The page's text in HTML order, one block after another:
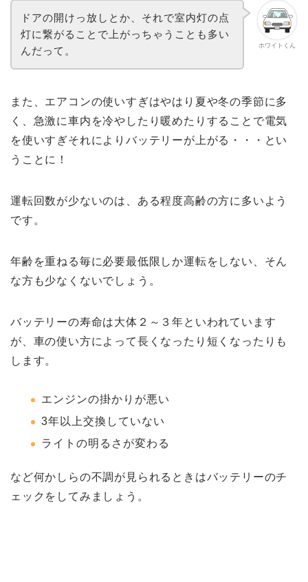
ホワイトくん
ドアの開けっ放しとか、それで室内灯の点
灯に繋がることで上がっちゃうことも多い
んだって。
また、エアコンの使いすぎはやはり夏や冬の季節に多
く、急激に車内を冷やしたり暖めたりすることで電気
を使いすぎそれによりバッテリーが上がる・・・とい
うことに！
運転回数が少ないのは、ある程度高齢の方に多いよう
です。
年齢を重ねる毎に必要最低限しか運転をしない、そん
な方も少なくないでしょう。
バッテリーの寿命は大体２～３年といわれています
が、車の使い方によって長くなったり短くなったりも
します。
エンジンの掛かりが悪い
3年以上交換していない
ライトの明るさが変わる
など何かしらの不調が見られるときはバッテリーのチ
ェックをしてみましょう。